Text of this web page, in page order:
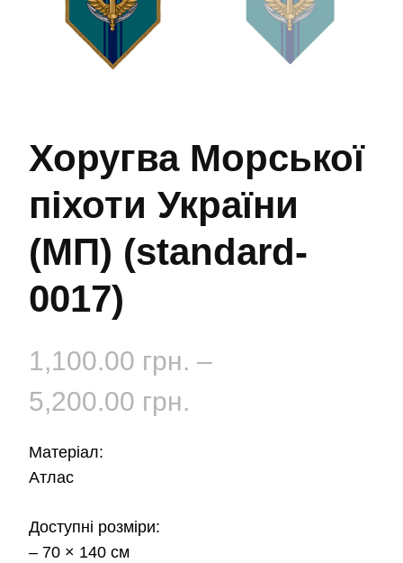
Хоругва Морської
піхоти України
(МП) (standard-
0017)
1,100.00 грн. –
5,200.00 грн.
Матеріал:
Атлас
Доступні розміри:
– 70 × 140 см